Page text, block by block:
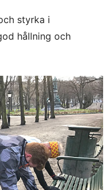
styrka i
hållning och